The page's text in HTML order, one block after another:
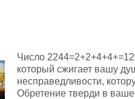
Число
который сжигает вашу
несправедливости,
Обретение тверди в